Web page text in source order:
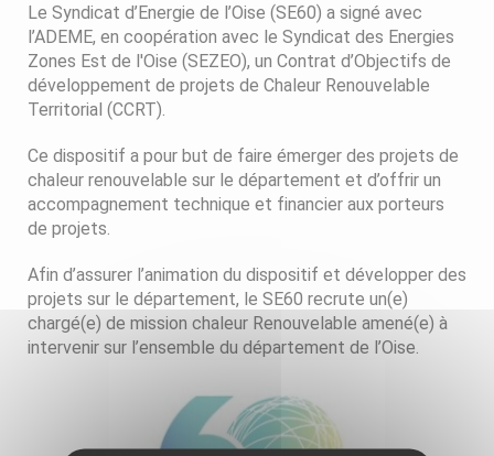
Le Syndicat d’Energie de l’Oise (SE60) a signé avec
l’ADEME, en coopération avec le Syndicat des Energies
Zones Est de l'Oise (SEZEO), un Contrat d’Objectifs de
développement de projets de Chaleur Renouvelable
Territorial (CCRT).
Ce dispositif a pour but de faire émerger des projets de
chaleur renouvelable sur le département et d’offrir un
accompagnement technique et financier aux porteurs
de projets.
Afin d’assurer l’animation du dispositif et développer des
projets sur le département, le SE60 recrute un(e)
chargé(e) de mission chaleur Renouvelable amené(e) à
intervenir sur l’ensemble du département de l’Oise.